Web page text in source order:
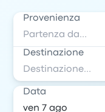
Provenienza
Destinazione
Data